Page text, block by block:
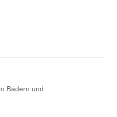
Bädern und